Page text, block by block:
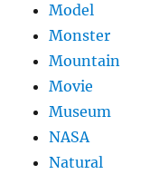
Model
Monster
Mountain
Movie
Museum
NASA
Natural